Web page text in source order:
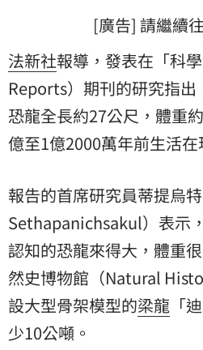
[廣告] 請繼續
法新社報導，發表在「科
Reports）期刊的研究指
恐龍全長約27公尺，體重
億至1億2000萬年前生活在
報告的首席研究員蒂提烏
Sethapanichsakul）表示
認知的恐龍來得大，體重
然史博物館（Natural
設大型骨架模型的梁龍 「
少10公噸。